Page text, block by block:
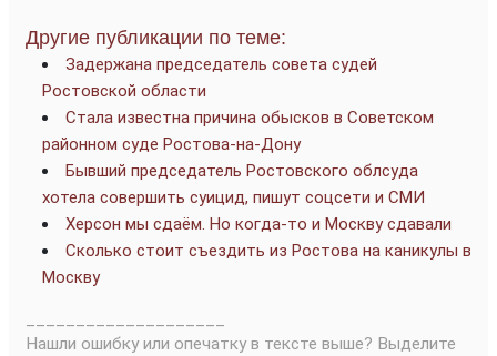
Другие публикации по теме:
Задержана председатель совета судей
Ростовской области
Стала известна причина обысков в Советском
районном суде Ростова-на-Дону
Бывший председатель Ростовского облсуда
хотела совершить суицид, пишут соцсети и СМИ
Херсон мы сдаём. Но когда-то и Москву сдавали
Сколько стоит съездить из Ростова на каникулы в
Москву
Нашли ошибку или опечатку в тексте выше? Выделите